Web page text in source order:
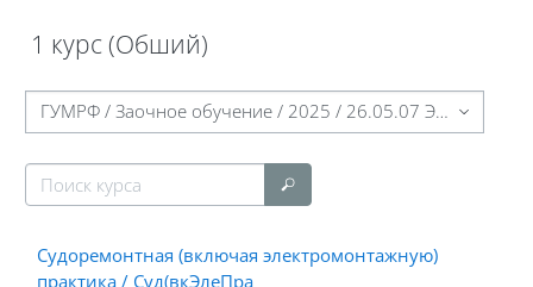
1 курс (Обший)
Блоки
Категории курсов
Поиск курса
Поиск курса
Судоремонтная (включая электромонтажную)
практика / Суд(вкЭлеПра